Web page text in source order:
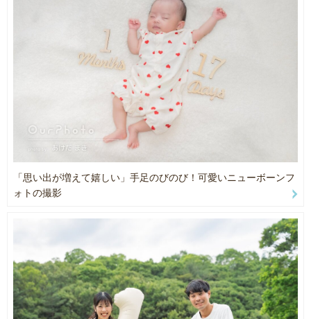
ご自宅でリラックスできるような撮影を大切にしています。
ご自宅とは思えないようなお写真を残せるよう、
誠心誠意、撮影いたします。
⚪︎おくるみでくるむニューボーンフォトは2枠でのお願いをしていま
赤ちゃんのペース大切に、安全に、丁寧に撮影いたします。
”思い出作りそのものを楽しむ時間”として
ゆとりを持って一組一組のご家族に寄り添わせていただきます。
赤ちゃんお１人のお写真はもちろん、パーツカットからご家族写真
カゴ、おくるみ、ぬいぐるみなど、
たくさんの種類をご用意しています。
手ぶらで安心して当日をお迎えください😌
・・・・・・・・・・・・・・・・・・
・くまさん耳帽子(クリーム色)+ぬいぐるみ
・羽＋セットのヘアアクセ
・おくるみ７枚(白メッシュ、ピンクメッシュ、ピンク、水色、くす
んだ薄茶色、茶色、グレー)
・ぬいぐるみ(🐻7種、🐰2種、🐹5種、🐘🦜🦒それぞれ1種)
・コウノトリ役のガチョウ🪿
・フェルトでできている白い雲の飾り(大２個、小３個)
・フェルトでできているお星さまと月の飾り(月１個、星大３個、小
３個)
・木製ブロック型カレンダー
・木製レターバナー
・小さい時計
・ニューボーンフォト ビーンバック
※その他撮影に使用する布やラグ(白、茶色、ピンク、水色、黄色、
「思い出が増えて嬉しい」手足のびのび！可愛いニューボーンフ
ォトの撮影